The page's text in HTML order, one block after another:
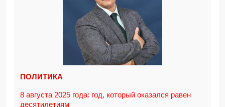
ПОЛИТИКА
8 августа 2025 года: год, который оказался равен
десятилетиям